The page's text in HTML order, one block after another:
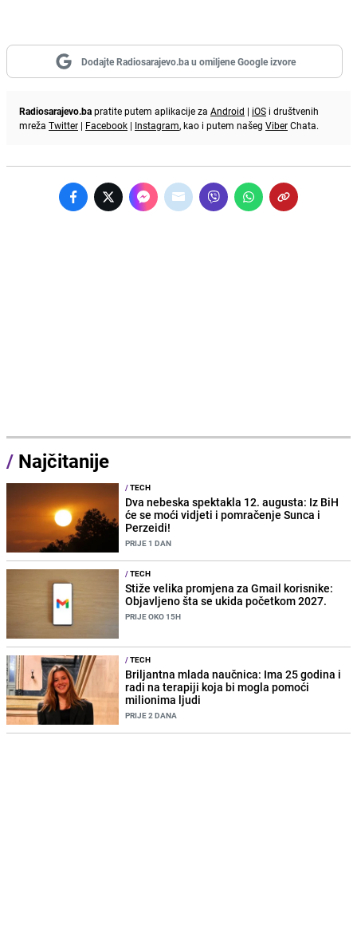
Dodajte Radiosarajevo.ba u omiljene Google izvore
Radiosarajevo.bapratite putem aplikacije za Android | iOS i društvenih
mreža Twitter | Facebook | Instagram, kao i putem našeg ViberChata.
/ Najčitanije
/TECH
Dva nebeska spektakla 12. augusta: Iz BiH
će se moći vidjeti i pomračenje Sunca i
Perzeidi!
PRIJE 1 DAN
/TECH
Stiže velika promjena za Gmail korisnike:
Objavljeno šta se ukida početkom 2027.
PRIJE OKO 15H
/TECH
Briljantna mlada naučnica: Ima 25 godina i
radi na terapiji koja bi mogla pomoći
milionima ljudi
PRIJE 2 DANA